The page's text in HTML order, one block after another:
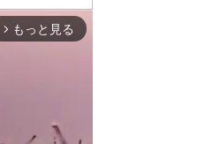
arrow_forward_ios もっと見る